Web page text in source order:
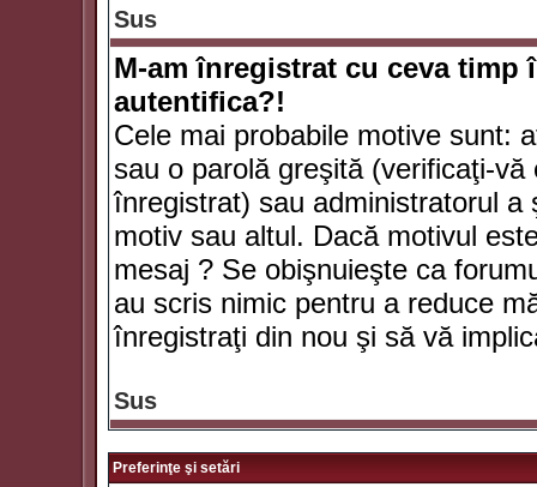
Sus
M-am înregistrat cu ceva timp
autentifica?!
Cele mai probabile motive sunt:
sau o parolă greşită (verificaţi-
înregistrat) sau administratorul
motiv sau altul. Dacă motivul
mesaj ? Se obişnuieşte ca
au scris nimic pentru a reduce
înregistraţi din nou şi să vă
Sus
Preferinţe şi setări